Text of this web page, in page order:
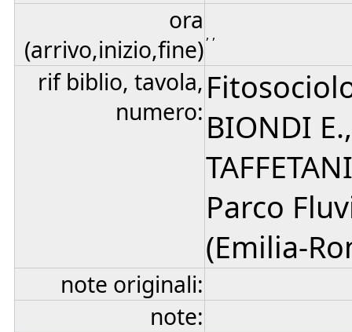
ora
(arrivo,inizio,fine), ,
rif biblio, tavola,
numero: BIONDI
Parco
(Emilia-
note originali:
note: